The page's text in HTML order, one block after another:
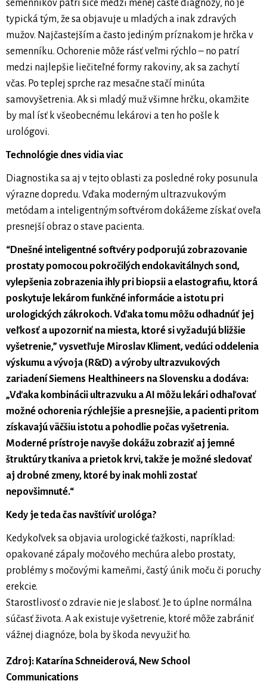
semenníkov patrí síce medzi menej časté diagnózy, no je
typická tým, že sa objavuje u mladých a inak zdravých
mužov. Najčastejším a často jediným príznakom je hrčka v
semenníku. Ochorenie môže rásť veľmi rýchlo – no patrí
medzi najlepšie liečiteľné formy rakoviny, ak sa zachytí
včas. Po teplej sprche raz mesačne stačí minúta
samovyšetrenia. Ak si mladý muž všimne hrčku, okamžite
by mal ísť k všeobecnému lekárovi a ten ho pošle k
urológovi.
Technológie dnes vidia viac
Diagnostika sa aj v tejto oblasti za posledné roky posunula
výrazne dopredu. Vďaka moderným ultrazvukovým
metódam a inteligentným softvérom dokážeme získať oveľa
presnejší obraz o stave pacienta.
“Dnešné inteligentné softvéry podporujú zobrazovanie
prostaty pomocou pokročilých endokavitálnych sond,
vylepšenia zobrazenia ihly pri biopsii a elastografiu, ktorá
poskytuje lekárom funkčné informácie a istotu pri
urologických zákrokoch. Vďaka tomu môžu odhadnúť jej
veľkosť a upozorniť na miesta, ktoré si vyžadujú bližšie
vyšetrenie,” vysvetľuje Miroslav Kliment, vedúci oddelenia
výskumu a vývoja (R&D) a výroby ultrazvukových
zariadení Siemens Healthineers na Slovensku a dodáva:
„Vďaka kombinácii ultrazvuku a AI môžu lekári odhaľovať
možné ochorenia rýchlejšie a presnejšie, a pacienti pritom
získavajú väčšiu istotu a pohodlie počas vyšetrenia.
Moderné prístroje navyše dokážu zobraziť aj jemné
štruktúry tkaniva a prietok krvi, takže je možné sledovať
aj drobné zmeny, ktoré by inak mohli zostať
nepovšimnuté.“
Kedy je teda čas navštíviť urológa?
Kedykoľvek sa objavia urologické ťažkosti, napríklad:
opakované zápaly močového mechúra alebo prostaty,
problémy s močovými kameňmi, častý únik moču či poruchy
erekcie.
Starostlivosť o zdravie nie je slabosť. Je to úplne normálna
súčasť života. A ak existuje vyšetrenie, ktoré môže zabrániť
vážnej diagnóze, bola by škoda nevyužiť ho.
Zdroj: Katarína Schneiderová, New School
Communications